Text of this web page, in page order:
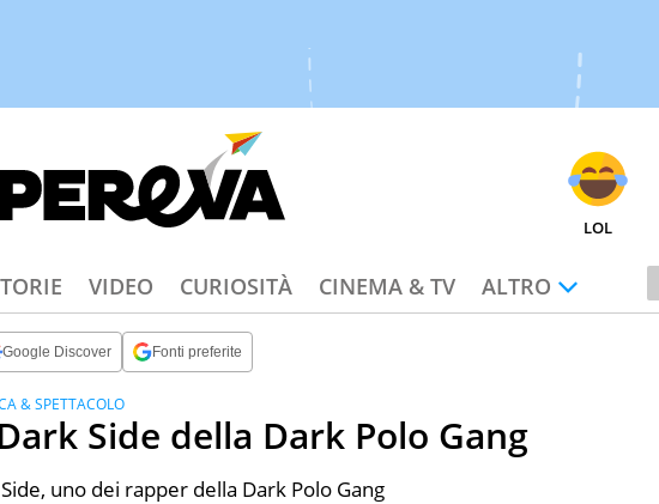
LOL
VIDEO CURIOSITÀ CINEMA & TV ALTRO
Google Discover Fonti preferite
Side della Dark Polo Gang
uno dei rapper della Dark Polo Gang
& SPETTACOLO